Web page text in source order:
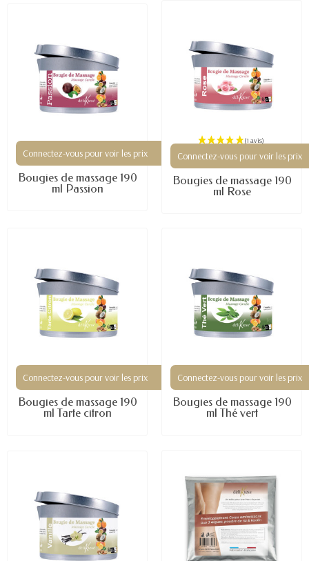
Connectez-vous pour voir les prix
Bougies de massage 190
ml Passion
Connectez-vous pour voir les prix
Bougies de massage 190
ml Rose
Connectez-vous pour voir les prix
Bougies de massage 190
ml Tarte citron
Connectez-vous pour voir les prix
Bougies de massage 190
ml Thé vert